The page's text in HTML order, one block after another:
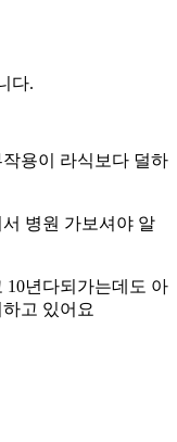
다.
용이 라식보다 덜하
병원 가보셔야 알
10년다되가는데도 아
고 있어요